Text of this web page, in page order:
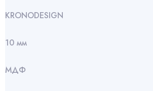
KRONODESIGN
10 мм
МДФ